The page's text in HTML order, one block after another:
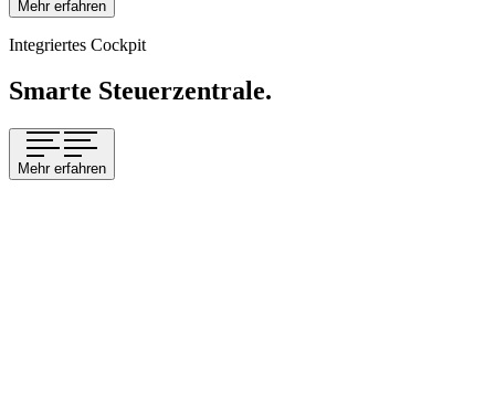
Mehr erfahren
Integriertes Cockpit
Smarte Steuerzentrale.
Mehr erfahren